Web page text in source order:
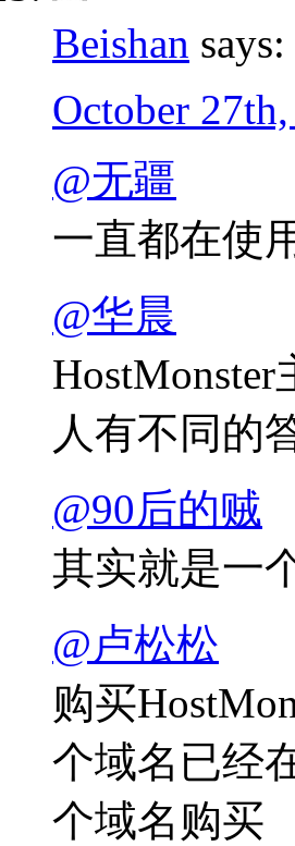
Beishan says:
October
@无疆
一直都在使
@华晨
人有不同的
@90后的贼
其实就是一
@卢松松
购买
个域名已经
个域名购买